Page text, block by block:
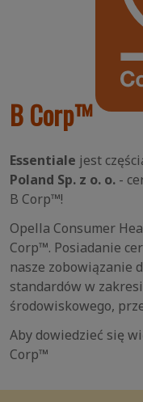
B Corp™
Essentiale jest
Poland Sp. z o. o. -
B Corp™!
Opella Consumer
Corp™. Posiadanie
nasze zobowiązanie
standardów w
środowiskowego,
Aby dowiedzieć się
Corp™